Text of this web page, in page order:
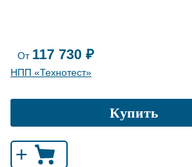
От 117 730 ₽
НПП «Технотест»
Купить
+